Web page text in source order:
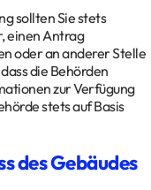
sollten Sie stets
einen Antrag
oder an anderer Stelle
die Behörden
zur Verfügung
stets auf Basis
des Gebäudes